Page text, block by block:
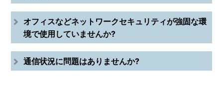
オフィスなどネットワークセキュリティが強固な環
境で使用していませんか?
通信状況に問題はありませんか?